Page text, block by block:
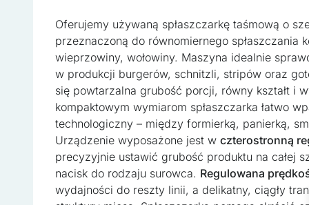
Oferujemy używaną spłaszczarkę taśmową o
przeznaczoną do równomiernego spłaszczania
wieprzowiny, wołowiny. Maszyna idealnie
w produkcji burgerów, schnitzli, stripów oraz
się powtarzalna grubość porcji, równy kształt i
kompaktowym wymiarom spłaszczarka łatwo
technologiczny – między formierką, panierką,
Urządzenie wyposażone jest w czterostronną
precyzyjnie ustawić grubość produktu na całej
nacisk do rodzaju surowca. Regulowana
wydajności do reszty linii, a delikatny, ciągły
Wykorzystujemy pliki
w naszej witrynie.
reklamowym i
uzyskanymi podczas
Niezbędne
Niezbędne pliki cookie
zamierzony sposób bez